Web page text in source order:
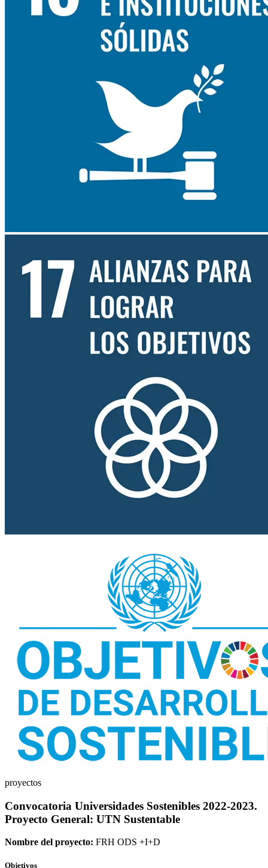
proyectos
Convocatoria Universidades Sostenibles 2022-2023.
Proyecto General: UTN Sustentable
Nombre del proyecto: FRH ODS +I+D
Objetivos